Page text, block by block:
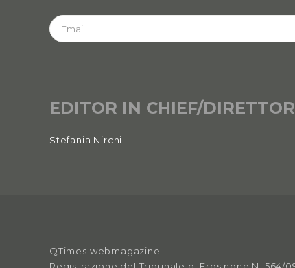
EDITOR IN CHIEF/
Stefania Nirchi
QTimes webmagazine
Registrazione del Tribunale di Frosinone N. 564/